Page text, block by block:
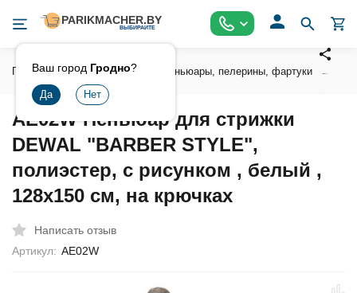
Ваш город Гродно?
Главная Аксессуары Пеньюары, пелерины, фартуки
AE02W Пеньюар для стрижки
DEWAL "BARBER STYLE",
полиэстер, c рисунком , белый ,
128х150 см, на крючках
Написать отзыв
Артикул: AE02W